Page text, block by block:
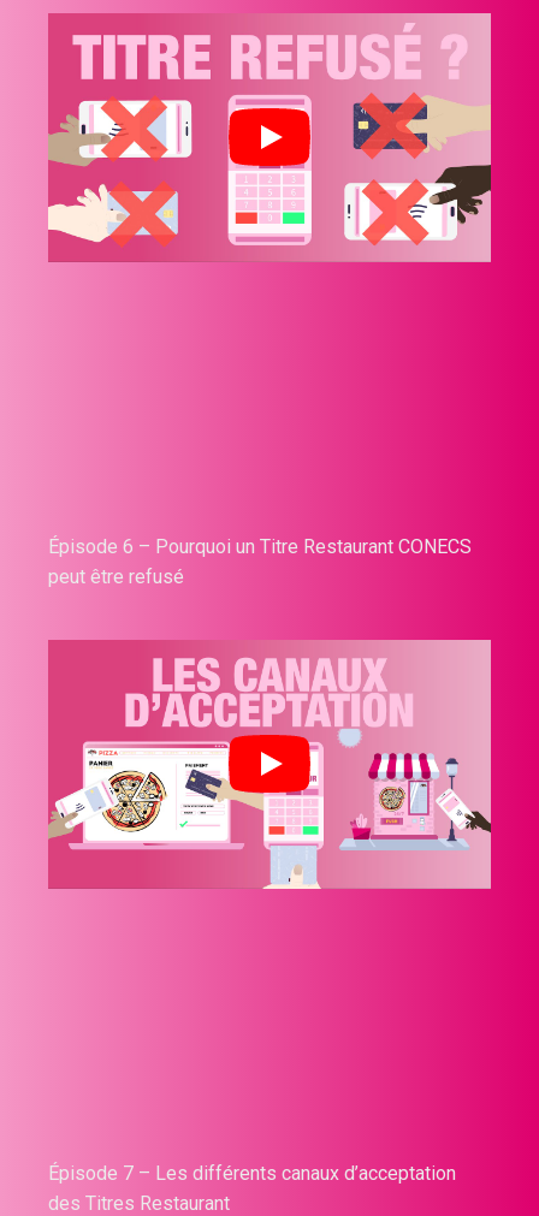
Épisode 6 – Pourquoi un Titre Restaurant CONECS
peut être refusé
Épisode 7 – Les différents canaux d’acceptation
des Titres Restaurant